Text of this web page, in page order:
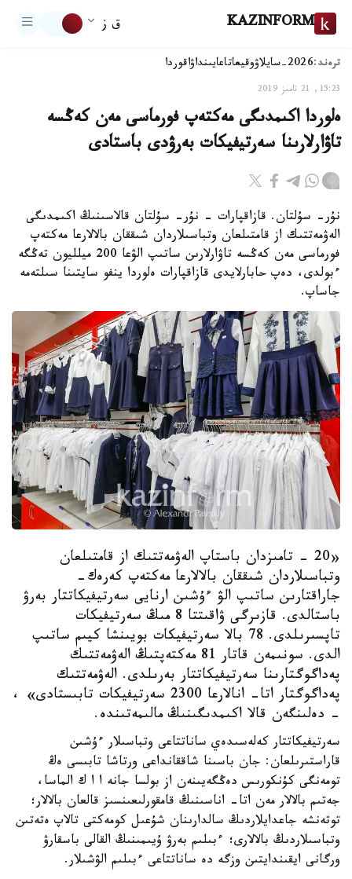
KAZINFORM ق ز
ترەند:2026-سايلاۋ وقيعاتاعايىنداۋاقوردا
15:23, 21 تامىز 2019
ەلوردا اكىمدىگى مەكتەپ فورماسى مەن كەڭسە
تاۋارلارىنا سەرتيفيكات بەرۋدى باستادى
نۇر- سۇلتان. قازاقپارات - نۇر- سۇلتان قالاسىنىڭ اكىمدىگى
الەۋمەتتىك از قامتىلعان وتباسىلاردان شىققان بالالارعا مەكتەپ
فورماسى مەن كەڭسە تاۋارلارىن ساتىپ الۋعا 200 ميلليون تەڭگە
ءبولدى، دەپ حابارلايدى قازاقپارات ەلوردا ينفو سايتىنا سىلتەمە
جاساپ.
«20 - تامىزدان باستاپ الەۋمەتتىك از قامتىلعان
وتباسىلاردان شىققان بالالارعا مەكتەپ كەرەك-
جاراقتارىن ساتىپ الۋ ءۇشىن ارنايى سەرتيفيكاتتار بەرۋ
باستالدى. قازىرگى ۋاقىتتا 8 مىڭ سەرتيفيكات
تاپسىرىلدى. 78 بالا سەرتيفيكات بويىنشا كيىم ساتىپ
الدى. سونىمەن قاتار 81 مەكتەپتىڭ الەۋمەتتىك
پەداگوگتارىنا سەرتيفيكاتتار بەرىلدى. الەۋمەتتىك
پەداگوگتار اتا- انالارعا 2300 سەرتيفيكات تابىستادى» ،
- دەلىنگەن قالا اكىمدىگىنىڭ مالىمەتىندە.
سەرتيفيكاتتار كەلەسىدەي ساناتتاعى وتباسىلار ءۇشىن
قاراستىرىلعان: جان باسىنا شاققانداعى ورتاشا تابىسى ەڭ
تومەنگى كۇنكورىس دەڭگەيىنەن از بولسا جانە ا ا ك الماسا،
جەتىم بالالار مەن اتا- اناسىنىڭ قامقورلىعىنسىز قالعان بالالار؛
توتەنشە جاعدايلاردىڭ سالدارىنان شۇعىل كومەكتى تالاپ ەتەتىن
وتباسىلاردىڭ بالالارى؛ ءبىلىم بەرۋ ۇيىمىنىڭ القالى باسقارۋ
ورگانى ايقىندايتىن وزگە دە ساناتتاعى ءبىلىم الۋشىلار.